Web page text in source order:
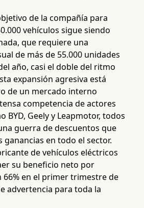
de la compañía para
vehículos sigue siendo
que requiere una
de más de 55.000 unidades
año, casi el doble del ritmo
expansión agresiva está
de un mercado interno
competencia de actores
BYD, Geely y Leapmotor, todos
guerra de descuentos que
ganancias en todo el sector.
de vehículos eléctricos
su beneficio neto por
66% en el primer trimestre de
advertencia para toda la